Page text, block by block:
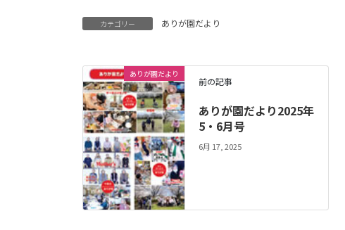
カテゴリー ありが園だより
ありが園だより
前の記事
ありが園だより2025年
5・6月号
6月 17, 2025